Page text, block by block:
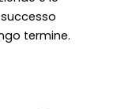
termine.